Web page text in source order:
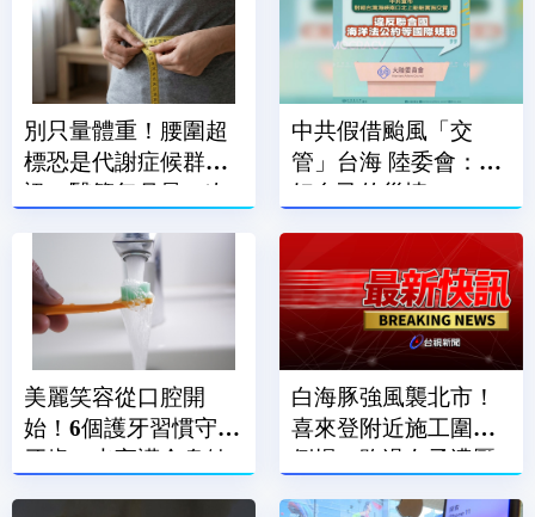
別只量體重！腰圍超
標恐是代謝症候群警
訊 醫籲每月量一次
中共假借颱風「交
管」台海 陸委會：顧
好自己的災情
美麗笑容從口腔開
始！6個護牙習慣守住
牙齒 也守護全身健
白海豚強風襲北市！
喜來登附近施工圍籬
倒塌 路過女子遭壓